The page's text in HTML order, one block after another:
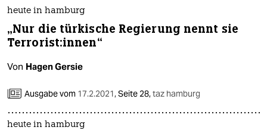
heute in hamburg
„Nur die türkische Regierung nennt sie
Terrorist:innen“
Von Hagen Gersie
Ausgabe vom 17.2.2021,Seite 28,taz hamburg
heute in hamburg